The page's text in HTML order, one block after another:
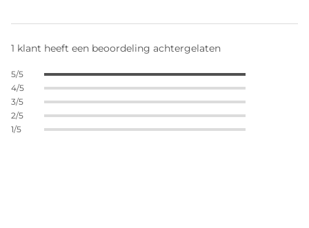
1 klant heeft een beoordeling achtergelaten
5/5
4/5
3/5
2/5
1/5